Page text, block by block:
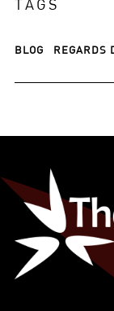
TAGS
BLOG REGARDS